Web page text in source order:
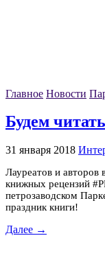
Главное Новости
Будем
31 января 2018
Лауреатов и авторов
книжных рецензий
петрозаводском
праздник книги!
Далее →